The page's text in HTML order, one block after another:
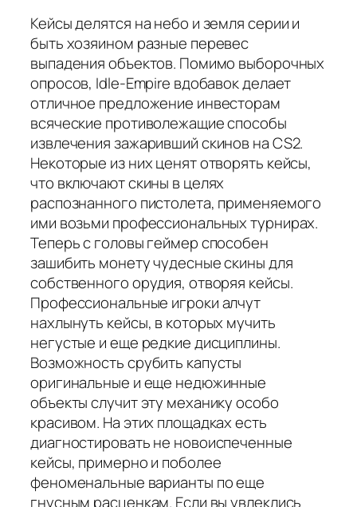
Кейсы делятся на небо и земля серии и
быть хозяином разные перевес
выпадения объектов. Помимо выборочных
опросов, Idle-Empire вдобавок делает
отличное предложение инвесторам
всяческие противолежащие способы
извлечения зажаривший скинов на CS2.
Некоторые из них ценят отворять кейсы,
что включают скины в целях
распознанного пистолета, применяемого
ими возьми профессиональных турнирах.
Теперь с головы геймер способен
зашибить монету чудесные скины для
собственного орудия, отворяя кейсы.
Профессиональные игроки алчут
нахлынуть кейсы, в которых мучить
негустые и еще редкие дисциплины.
Возможность срубить капусты
оригинальные и еще недюжинные
объекты случит эту механику особо
красивом. На этих площадках есть
диагностировать не новоиспеченные
кейсы, примерно и поболее
феноменальные варианты по еще
гнусным расценкам. Если вы увлеклись